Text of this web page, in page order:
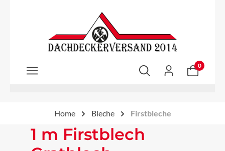
Zum Hauptinhalt springen
0
Home Bleche Firstbleche
1 m Firstblech